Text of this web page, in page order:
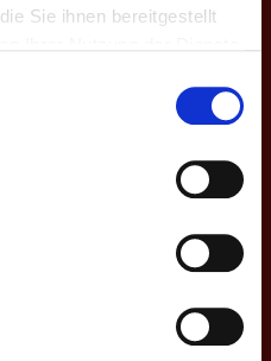
Sie ihnen bereitgestellt
13 - 3
B - IX.
B - IX.
B - IX.